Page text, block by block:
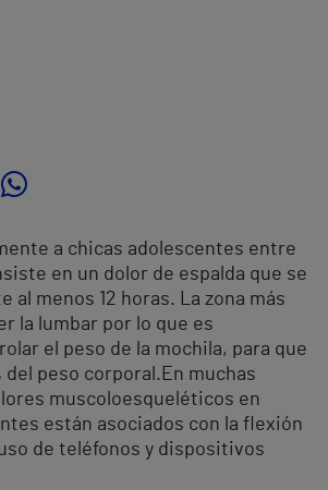
a chicas adolescentes entre
en un dolor de espalda que se
al menos 12 horas. La zona más
la lumbar por lo que es
el peso de la mochila, para que
del peso corporal. En muchas
muscoloesqueléticos en
están asociados con la flexión
de teléfonos y dispositivos